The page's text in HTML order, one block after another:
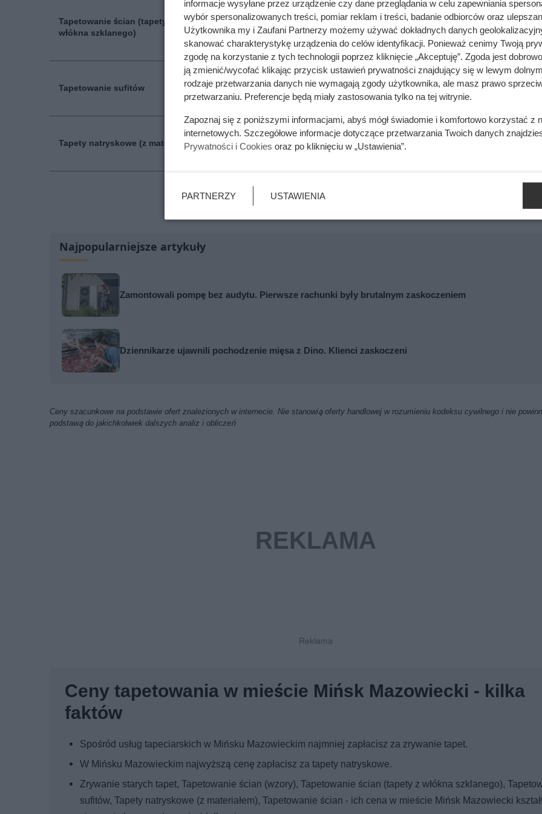
Tapetowanie ścian (tapety z
włókna szklanego)
45.20 zł/m 2 48.80 zł/m
Koszt montażu tapet z
szklanego. Normalny stopień
skomplikowania prac, tapeta
montowana jedynia na
przygotowanych ścianach.
Tapetowanie sufitów 35.60 zł/m2 38.50 zł/m 2
Koszt tapetowania sufitów.
stopień skomplikowania
niewymagająca
Tapety natryskowe (z materiałem) 65.70 zł/m 70.90 zł/m
Koszt nałożenia tapety
Dialcolor wraz z
Znajdź tapeciarza w Mińsku Mazowieckim
Najpopularniejsze artykuły
Zamontowali pompę bez audytu. Pierwsze rachunki były brutalnym zaskoczeniem
Dziennikarze ujawnili pochodzenie mięsa z Dino. Klienci zaskoczeni
Ceny szacunkowe na podstawie ofert znalezionych w internecie. Nie stanowią oferty handlowej w rozumieniu kodeksu cywilnego i nie
podstawą do jakichkolwiek dalszych analiz i obliczeń
Ceny tapetowania w mieście Mińsk Mazowiecki - kilka
faktów
Spośród usług tapeciarskich w Mińsku Mazowieckim najmniej zapłacisz za zrywanie tapet.
W Mińsku Mazowieckim najwyższą cenę zapłacisz za tapety natryskowe.
Zrywanie starych tapet, Tapetowanie ścian (wzory), Tapetowanie ścian (tapety z włókna szklanego),
sufitów, Tapety natryskowe (z materiałem), Tapetowanie ścian - ich cena w mieście Mińsk Mazowiecki
informacje wysyłane przez urządzenie czy dane przeglądania w celu zapewniania
wybór spersonalizowanych treści, pomiar reklam i treści, badanie odbiorców oraz
Użytkownika my i Zaufani Partnerzy możemy używać dokładnych danych
skanować charakterystykę urządzenia do celów identyfikacji. Ponieważ cenimy Twoją
zgodę na korzystanie z tych technologii poprzez kliknięcie „Akceptuję”. Zgoda jest
ją zmienić/wycofać klikając przycisk ustawień prywatności znajdujący się w lewym
rodzaje przetwarzania danych nie wymagają zgody użytkownika, ale masz prawo
przetwarzaniu. Preferencje będą miały zastosowania tylko na tej witrynie.
Zapoznaj się z poniższymi informacjami, abyś mógł świadomie i komfortowo korzystać z
internetowych. Szczegółowe informacje dotyczące przetwarzania Twoich danych
Prywatności i Cookies oraz po kliknięciu w „Ustawienia”.
PARTNERZY USTAWIENIA